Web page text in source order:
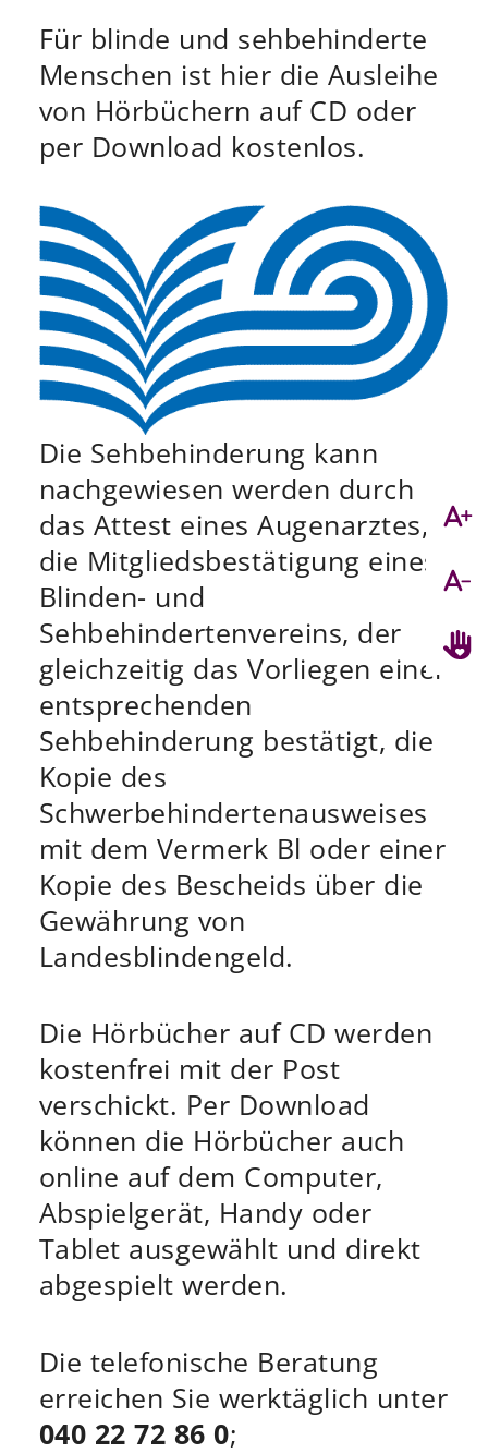
Für blinde und sehbehinderte
Menschen ist hier die Ausleihe
von Hörbüchern auf CD oder
per Download kostenlos.
Die Sehbehinderung kann
nachgewiesen werden durch
das Attest eines Augenarztes,
die Mitgliedsbestätigung eines
Blinden- und
Sehbehindertenvereins, der
gleichzeitig das Vorliegen einer
entsprechenden
Sehbehinderung bestätigt, die
Kopie des
Schwerbehindertenausweises
mit dem Vermerk Bl oder einer
Kopie des Bescheids über die
Gewährung von
Landesblindengeld.
Die Hörbücher auf CD werden
kostenfrei mit der Post
verschickt. Per Download
können die Hörbücher auch
online auf dem Computer,
Abspielgerät, Handy oder
Tablet ausgewählt und direkt
abgespielt werden.
Die telefonische Beratung
erreichen Sie werktäglich unter
040 22 72 86 0;